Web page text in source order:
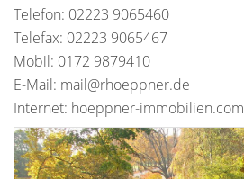
Telefon: 02223 9065460
Telefax: 02223 9065467
Mobil: 0172 9879410
E-Mail: mail@rhoeppner.de
Internet: hoeppner-immobilien.com